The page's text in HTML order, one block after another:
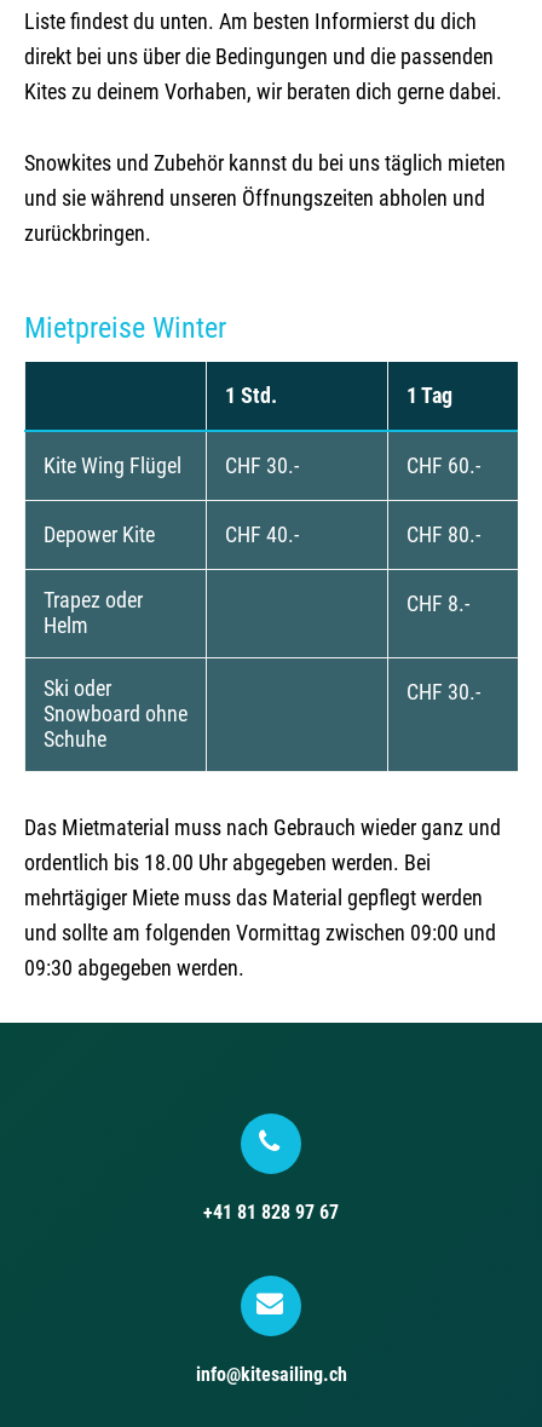
Liste findest du unten. Am besten Informierst du dich
direkt bei uns über die Bedingungen und die passenden
Kites zu deinem Vorhaben, wir beraten dich gerne dabei.
Snowkites und Zubehör kannst du bei uns täglich mieten
und sie während unseren Öffnungszeiten abholen und
zurückbringen.
Mietpreise Winter
1 Std. 1 Tag
Kite Wing Flügel CHF 30.- CHF 60.-
Depower Kite CHF 40.- CHF 80.-
Trapez oder
Helm
CHF 8.-
Ski oder
Snowboard ohne
Schuhe
CHF 30.-
Das Mietmaterial muss nach Gebrauch wieder ganz und
ordentlich bis 18.00 Uhr abgegeben werden. Bei
mehrtägiger Miete muss das Material gepflegt werden
und sollte am folgenden Vormittag zwischen 09:00 und
09:30 abgegeben werden.
+41 81 828 97 67
info@kitesailing.ch